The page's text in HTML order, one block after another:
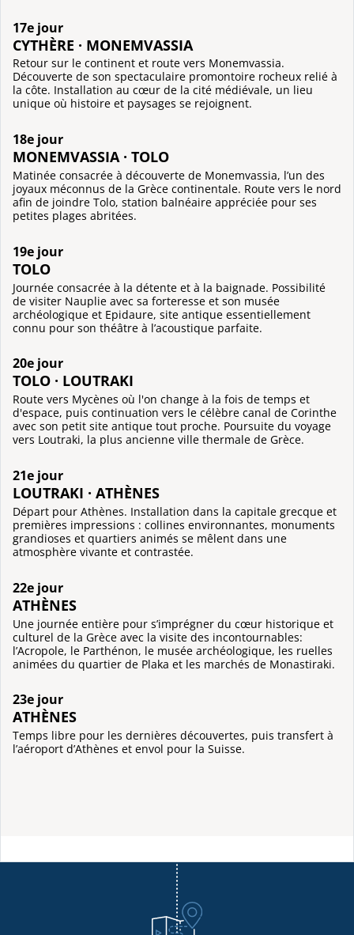
17e jour
CYTHÈRE · MONEMVASSIA
Retour sur le continent et route vers Monemvassia.
Découverte de son spectaculaire promontoire rocheux relié à
la côte. Installation au cœur de la cité médiévale, un lieu
unique où histoire et paysages se rejoignent.
18e jour
MONEMVASSIA · TOLO
Matinée consacrée à découverte de Monemvassia, l’un des
joyaux méconnus de la Grèce continentale. Route vers le nord
afin de joindre Tolo, station balnéaire appréciée pour ses
petites plages abritées.
19e jour
TOLO
Journée consacrée à la détente et à la baignade. Possibilité
de visiter Nauplie avec sa forteresse et son musée
archéologique et Epidaure, site antique essentiellement
connu pour son théâtre à l’acoustique parfaite.
20e jour
TOLO · LOUTRAKI
Route vers Mycènes où l'on change à la fois de temps et
d'espace, puis continuation vers le célèbre canal de Corinthe
avec son petit site antique tout proche. Poursuite du voyage
vers Loutraki, la plus ancienne ville thermale de Grèce.
21e jour
LOUTRAKI · ATHÈNES
Départ pour Athènes. Installation dans la capitale grecque et
premières impressions : collines environnantes, monuments
grandioses et quartiers animés se mêlent dans une
atmosphère vivante et contrastée.
22e jour
ATHÈNES
Une journée entière pour s’imprégner du cœur historique et
culturel de la Grèce avec la visite des incontournables:
l’Acropole, le Parthénon, le musée archéologique, les ruelles
animées du quartier de Plaka et les marchés de Monastiraki.
23e jour
ATHÈNES
Temps libre pour les dernières découvertes, puis transfert à
l’aéroport d’Athènes et envol pour la Suisse.